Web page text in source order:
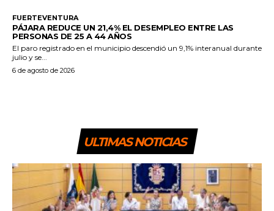
FUERTEVENTURA
PÁJARA REDUCE UN 21,4% EL DESEMPLEO ENTRE LAS
PERSONAS DE 25 A 44 AÑOS
El paro registrado en el municipio descendió un 9,1% interanual durante
julio y se...
6 de agosto de 2026
ULTIMAS NOTICIAS